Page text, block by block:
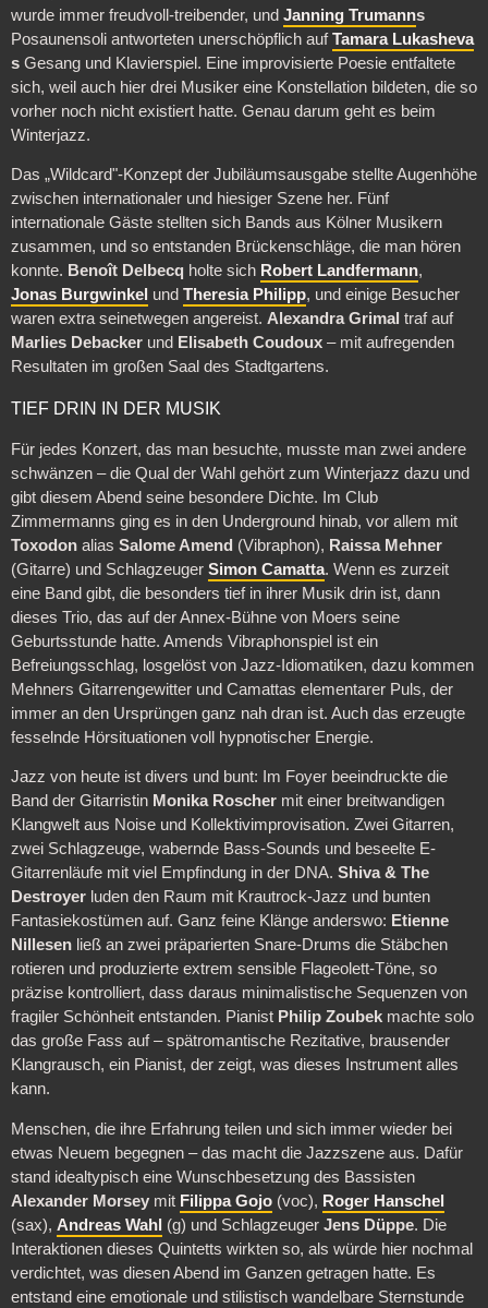
wurde immer freudvoll-treibender, und Janning Trumanns
Posaunensoli antworteten unerschöpflich aufTamara Lukasheva
sGesang und Klavierspiel. Eine improvisierte Poesie entfaltete
sich, weil auch hier drei Musiker eine Konstellation bildeten, die so
vorher noch nicht existiert hatte. Genau darum geht es beim
Winterjazz.
Das „Wildcard"-Konzept der Jubiläumsausgabe stellte Augenhöhe
zwischen internationaler und hiesiger Szene her. Fünf
internationale Gäste stellten sich Bands aus Kölner Musikern
zusammen, und so entstanden Brückenschläge, die man hören
konnte. Benoît Delbecqholte sich Robert Landfermann,
Jonas Burgwinkel und Theresia Philipp, und einige Besucher
waren extra seinetwegen angereist. Alexandra Grimal traf auf
Marlies Debackerund Elisabeth Coudoux– mit aufregenden
Resultaten im großen Saal des Stadtgartens.
TIEF DRIN IN DER MUSIK
Für jedes Konzert, das man besuchte, musste man zwei andere
schwänzen – die Qual der Wahl gehört zum Winterjazz dazu und
gibt diesem Abend seine besondere Dichte. Im Club
Zimmermanns ging es in den Underground hinab, vor allem mit
Toxodonalias Salome Amend (Vibraphon), Raissa Mehner
(Gitarre) und Schlagzeuger Simon Camatta. Wenn es zurzeit
eine Band gibt, die besonders tief in ihrer Musik drin ist, dann
dieses Trio, das auf der Annex-Bühne von Moers seine
Geburtsstunde hatte. Amends Vibraphonspiel ist ein
Befreiungsschlag, losgelöst von Jazz-Idiomatiken, dazu kommen
Mehners Gitarrengewitter und Camattas elementarer Puls, der
immer an den Ursprüngen ganz nah dran ist. Auch das erzeugte
fesselnde Hörsituationen voll hypnotischer Energie.
Jazz von heute ist divers und bunt: Im Foyer beeindruckte die
Band der Gitarristin Monika Roschermit einer breitwandigen
Klangwelt aus Noise und Kollektivimprovisation. Zwei Gitarren,
zwei Schlagzeuge, wabernde Bass-Sounds und beseelte E-
Gitarrenläufe mit viel Empfindung in der DNA. Shiva & The
Destroyerluden den Raum mit Krautrock-Jazz und bunten
Fantasiekostümen auf. Ganz feine Klänge anderswo: Etienne
Nillesenließ an zwei präparierten Snare-Drums die Stäbchen
rotieren und produzierte extrem sensible Flageolett-Töne, so
präzise kontrolliert, dass daraus minimalistische Sequenzen von
fragiler Schönheit entstanden. Pianist Philip Zoubekmachte solo
das große Fass auf – spätromantische Rezitative, brausender
Klangrausch, ein Pianist, der zeigt, was dieses Instrument alles
kann.
Menschen, die ihre Erfahrung teilen und sich immer wieder bei
etwas Neuem begegnen – das macht die Jazzszene aus. Dafür
stand idealtypisch eine Wunschbesetzung des Bassisten
Alexander Morseymit Filippa Gojo(voc), Roger Hanschel
(sax), Andreas Wahl (g) und Schlagzeuger Jens Düppe. Die
Interaktionen dieses Quintetts wirkten so, als würde hier nochmal
verdichtet, was diesen Abend im Ganzen getragen hatte. Es
entstand eine emotionale und stilistisch wandelbare Sternstunde